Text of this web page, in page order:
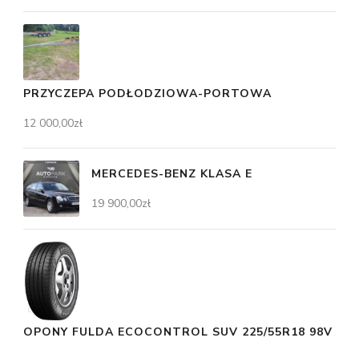
PRZYCZEPA PODŁODZIOWA-PORTOWA
12 000,00zł
MERCEDES-BENZ KLASA E
19 900,00zł
OPONY FULDA ECOCONTROL SUV 225/55R18 98V